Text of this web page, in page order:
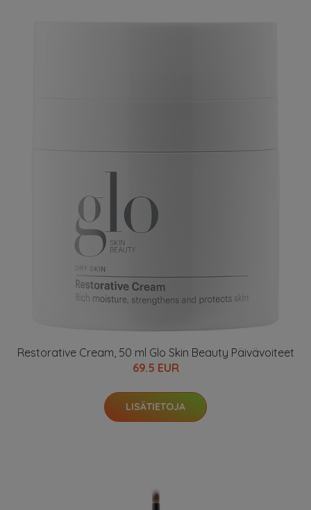
Restorative Cream, 50 ml Glo Skin Beauty Päivävoiteet
69.5 EUR
LISÄTIETOJA